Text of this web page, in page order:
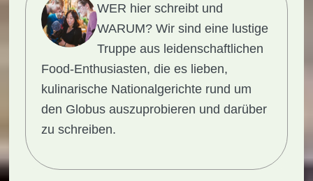
WER hier schreibt und
WARUM? Wir sind eine lustige
Truppe aus leidenschaftlichen
Food-Enthusiasten, die es lieben,
kulinarische Nationalgerichte rund um
den Globus auszuprobieren und darüber
zu schreiben.